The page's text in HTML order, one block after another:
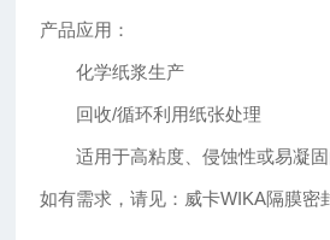
产品应用：
化学纸浆生产
回收/循环利用纸张处理
适用于高粘度、侵蚀性或易凝
如有需求，请见：威卡WIKA隔膜密